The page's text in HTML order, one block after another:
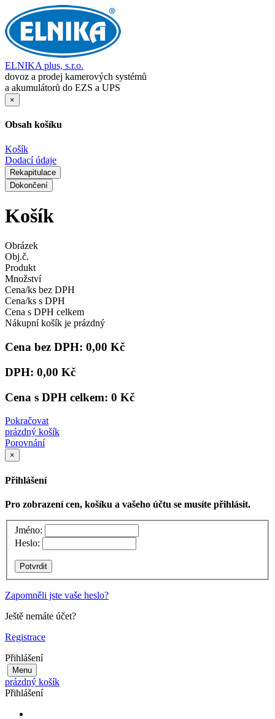
ELNIKA plus, s.r.o.
dovoz a prodej kamerových systémů
a akumulátorů do EZS a UPS
×
Obsah košíku
Košík
Dodací údaje
Rekapitulace
Dokončení
Košík
Obrázek
Obj.č.
Produkt
Množství
Cena/ks bez DPH
Cena/ks s DPH
Cena s DPH celkem
Nákupní košík je prázdný
Cena bez DPH: 0,00 Kč
DPH: 0,00 Kč
Cena s DPH celkem: 0 Kč
Pokračovat
prázdný košík
Porovnání
×
Přihlášení
Pro zobrazení cen, košíku a vašeho účtu se musíte přihlásit.
Jméno:
Heslo:
Zapomněli jste vaše heslo?
Ještě nemáte účet?
Registrace
Přihlášení
Menu
prázdný košík
Přihlášení